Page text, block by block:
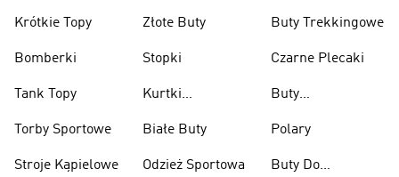
Krótkie Topy
Bomberki
Tank Topy
Torby Sportowe
Stroje Kąpielowe
Złote Buty
Stopki
Kurtki
Białe Buty
Odzież Sportowa
Buty Trekkingowe
Czarne Plecaki
Buty
Polary
Buty Do